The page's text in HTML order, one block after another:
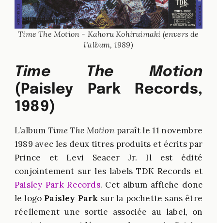
Time The Motion - Kahoru Kohiruimaki (envers de
l'album, 1989)
Time The Motion
(Paisley Park Records,
1989)
L’albumTime The Motionparaît le 11 novembre
1989 avec les deux titres produits et écrits par
Prince et Levi Seacer Jr. Il est édité
conjointement sur les labels TDK Records et
Paisley Park Records. Cet album affiche donc
le logo Paisley Park sur la pochette sans être
réellement une sortie associée au label, on